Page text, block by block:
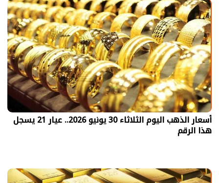
أسعار الذهب اليوم الثلاثاء 30 يونيو 2026.. عيار 21 يسجل
هذا الرقم